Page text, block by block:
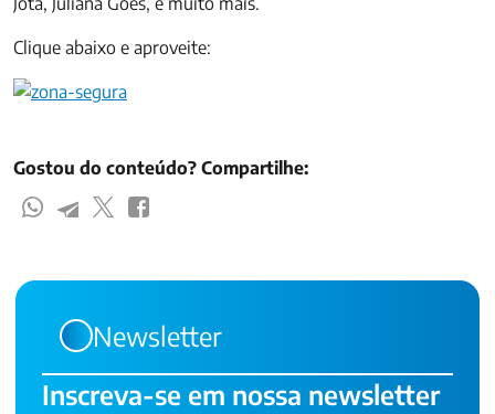
Clique abaixo e aproveite:
Gostou do conteúdo? Compartilhe:
Newsletter
Inscreva-se em nossa newsletter